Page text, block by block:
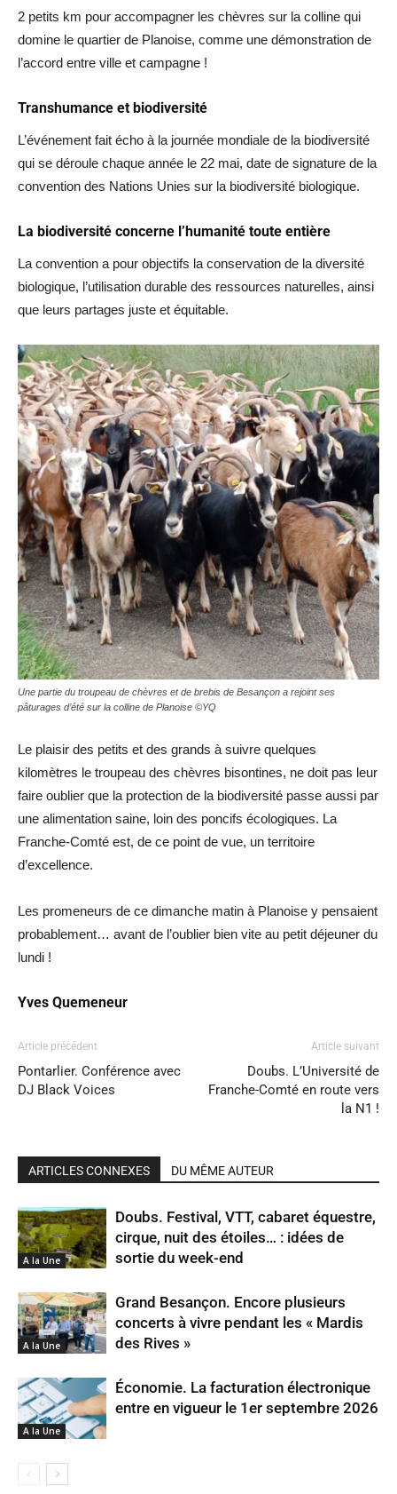
2 petits km pour accompagner les chèvres sur la colline qui
domine le quartier de Planoise, comme une démonstration de
l’accord entre ville et campagne !
Transhumance et biodiversité
L’événement fait écho à la journée mondiale de la biodiversité
qui se déroule chaque année le 22 mai, date de signature de la
convention des Nations Unies sur la biodiversité biologique.
La biodiversité concerne l’humanité toute entière
La convention a pour objectifs la conservation de la diversité
biologique, l’utilisation durable des ressources naturelles, ainsi
que leurs partages juste et équitable.
Une partie du troupeau de chèvres et de brebis de Besançon a rejoint ses
pâturages d’été sur la colline de Planoise ©YQ
Le plaisir des petits et des grands à suivre quelques
kilomètres le troupeau des chèvres bisontines, ne doit pas leur
faire oublier que la protection de la biodiversité passe aussi par
une alimentation saine, loin des poncifs écologiques. La
Franche-Comté est, de ce point de vue, un territoire
d’excellence.
Les promeneurs de ce dimanche matin à Planoise y pensaient
probablement… avant de l’oublier bien vite au petit déjeuner du
lundi !
Yves Quemeneur
Article précédent
Pontarlier. Conférence avec
DJ Black Voices
Article suivant
Doubs. L’Université de
Franche-Comté en route vers
la N1 !
ARTICLES CONNEXES DU MÊME AUTEUR
A la Une
Doubs. Festival, VTT, cabaret équestre,
cirque, nuit des étoiles… : idées de
sortie du week-end
A la Une
Grand Besançon. Encore plusieurs
concerts à vivre pendant les « Mardis
des Rives »
A la Une
Économie. La facturation électronique
entre en vigueur le 1er septembre 2026